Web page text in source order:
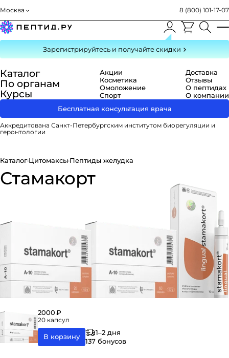
Москва 8 (800) 101-17-07
Зарегистрируйтесь и получайте скидки
Каталог
По органам
Курсы
Акции
Косметика
Омоложение
Спорт
Доставка
Отзывы
О пептидах
О компании
Бесплатная консультация врача
Аккредитована Санкт-Петербургским институтом биорегуляции и
геронтологии
Каталог·Цитомаксы·Пептиды желудка
Стамакорт
2000 ₽
20 капсул
В корзину
1–2 дня
137 бонусов